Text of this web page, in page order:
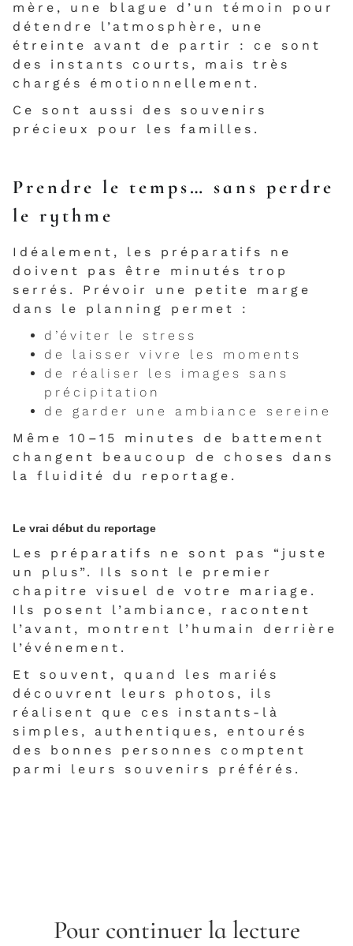
mère, une blague d’un témoin pour
détendre l’atmosphère, une
étreinte avant de partir : ce sont
des instants courts, mais très
chargés émotionnellement.
Ce sont aussi des souvenirs
précieux pour les familles.
Prendre le temps… sans perdre
le rythme
Idéalement, les préparatifs ne
doivent pas être minutés trop
serrés. Prévoir une petite marge
dans le planning permet :
d’éviter le stress
de laisser vivre les moments
de réaliser les images sans
précipitation
de garder une ambiance sereine
Même 10–15 minutes de battement
changent beaucoup de choses dans
la fluidité du reportage.
Le vrai début du reportage
Les préparatifs ne sont pas “juste
un plus”. Ils sont le premier
chapitre visuel de votre mariage.
Ils posent l’ambiance, racontent
l’avant, montrent l’humain derrière
l’événement.
Et souvent, quand les mariés
découvrent leurs photos, ils
réalisent que ces instants-là
simples, authentiques, entourés
des bonnes personnes comptent
parmi leurs souvenirs préférés.
Pour continuer la lecture